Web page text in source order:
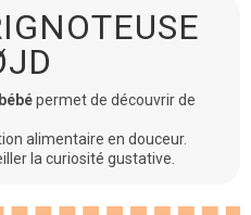
permet de découvrir de
alimentaire en douceur.
la curiosité gustative.